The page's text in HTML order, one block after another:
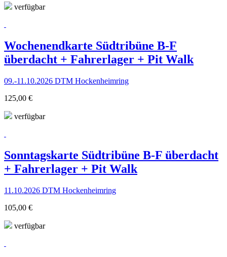
verfügbar
Wochenendkarte Südtribüne B-F
überdacht + Fahrerlager + Pit Walk
09.-11.10.2026 DTM Hockenheimring
125,00 €
verfügbar
Sonntagskarte Südtribüne B-F überdacht
+ Fahrerlager + Pit Walk
11.10.2026 DTM Hockenheimring
105,00 €
verfügbar